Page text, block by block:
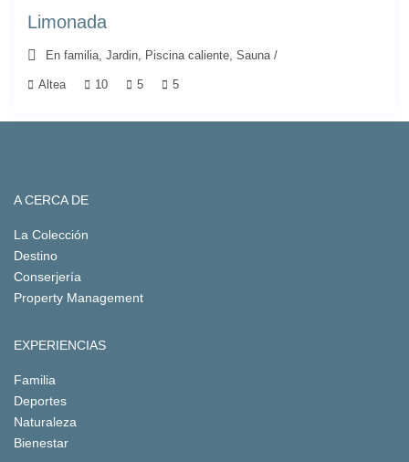
Limonada
En familia,Jardin, Piscina caliente,Sauna/
Altea 10 5 5
A CERCA DE
La Colección
Destino
Conserjería
Property Management
EXPERIENCIAS
Familia
Deportes
Naturaleza
Bienestar